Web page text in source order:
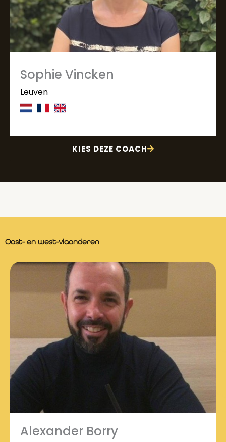
Sophie Vincken
Leuven
KIES DEZE COACH
Oost- en west-vlaanderen
Alexander Borry